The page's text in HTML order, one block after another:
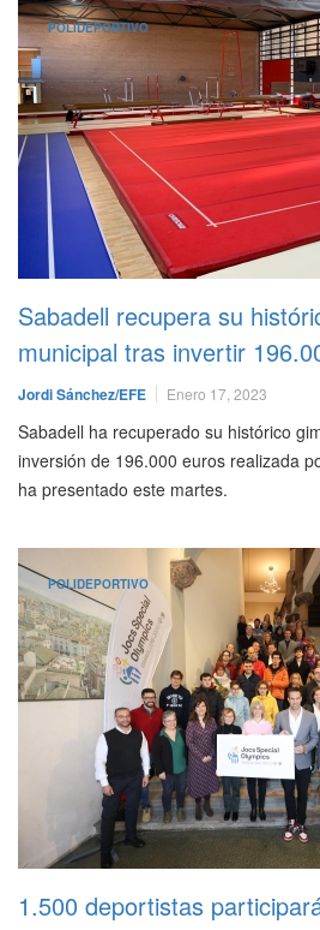
POLIDEPORTIVO
Sabadell recupera su
municipal tras invertir
Jordi Sánchez/EFE Enero 17, 2023
Sabadell ha recuperado su histórico
inversión de 196.000 euros realizada
ha presentado este martes.
POLIDEPORTIVO
1.500 deportistas